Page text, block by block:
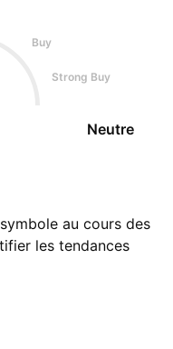
Buy
Strong Buy
Neutre
au cours des
les tendances